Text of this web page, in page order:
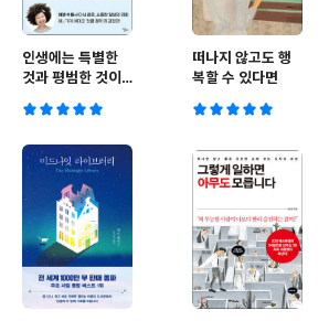
인생에는 특별한
것과 평범한 것이
떠나지 않고도 행
복할 수 있다면